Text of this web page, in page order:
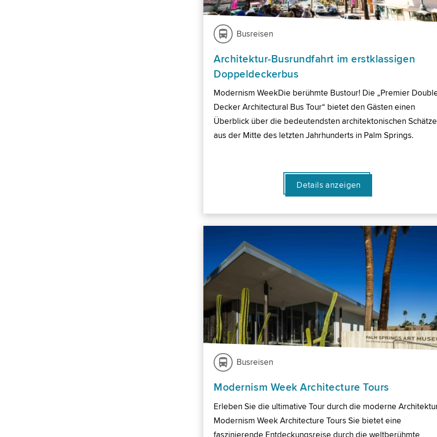
Busreisen
Architektur-Busrundfahrt im erstklassigen
Doppeldeckerbus
Modernism WeekDie berühmte Bustour! Die „Premier
Decker Architectural Bus Tour“ bietet den Gästen einen
Überblick über die bedeutendsten architektonischen Schätze
aus der Mitte des letzten Jahrhunderts in Palm Springs.
Details anzeigen
Busreisen
Modernism Week Architecture Tours
Erleben Sie die ultimative Tour durch die moderne
Modernism Week Architecture Tours Sie bietet eine
faszinierende Entdeckungsreise durch die weltberühmte